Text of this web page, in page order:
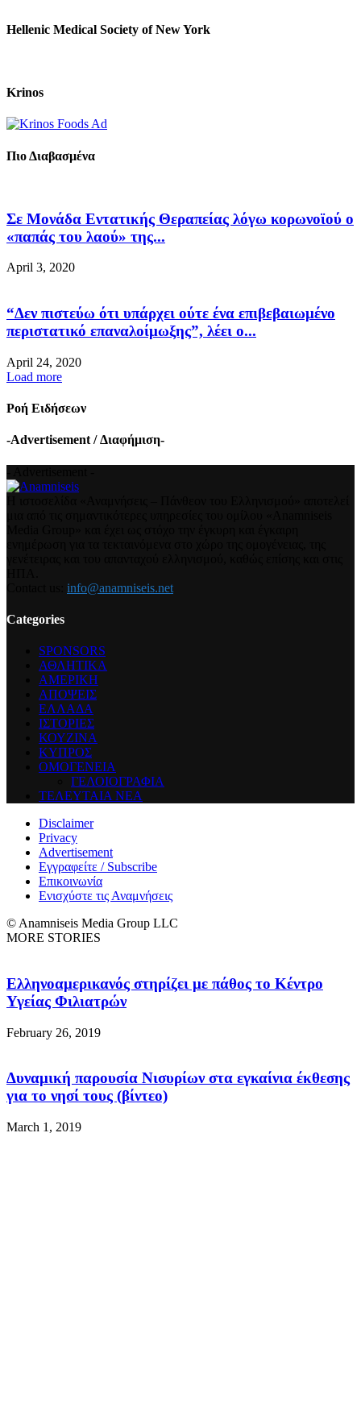
Hellenic Medical Society of New York
Krinos
Πιο Διαβασμένα
Σε Μονάδα Εντατικής Θεραπείας λόγω κορωνοϊού ο
«παπάς του λαού» της...
April 3, 2020
“Δεν πιστεύω ότι υπάρχει ούτε ένα επιβεβαιωμένο
περιστατικό επαναλοίμωξης”, λέει ο...
April 24, 2020
Load more
Ροή Ειδήσεων
-Advertisement / Διαφήμιση-
info@anamniseis.net
Categories
SPONSORS
ΑΘΛΗΤΙΚΑ
ΑΜΕΡΙΚΗ
ΑΠΟΨΕΙΣ
ΕΛΛΑΔΑ
ΙΣΤΟΡΙΕΣ
ΚΟΥΖΙΝΑ
ΚΥΠΡΟΣ
ΟΜΟΓΕΝΕΙΑ
ΓΕΛΟΙΟΓΡΑΦΙΑ
ΤΕΛΕΥΤΑΙΑ ΝΕΑ
Disclaimer
Privacy
Advertisement
Εγγραφείτε / Subscribe
Επικοινωνία
Ενισχύστε τις Αναμνήσεις
© Anamniseis Media Group LLC
MORE STORIES
Ελληνοαμερικανός στηρίζει με πάθος το Κέντρο
Υγείας Φιλιατρών
February 26, 2019
Δυναμική παρουσία Νισυρίων στα εγκαίνια έκθεσης
για το νησί τους (βίντεο)
March 1, 2019